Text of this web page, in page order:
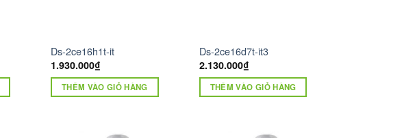
Ds-2ce16h1t-it
1.930.000₫
THÊM VÀO GIỎ HÀNG
Ds-2ce16d7t-it3
2.130.000₫
THÊM VÀO GIỎ HÀNG